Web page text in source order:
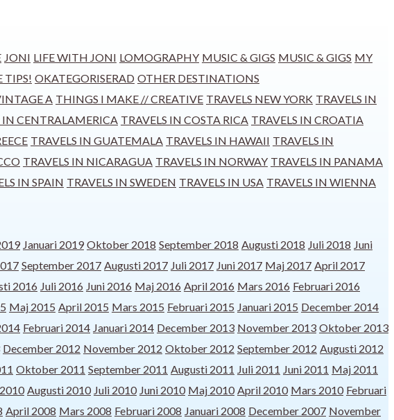
JONI LIFE WITH JONI LOMOGRAPHY MUSIC & GIGS MUSIC & GIGS MY
TIPS! OKATEGORISERAD OTHER DESTINATIONS
A THINGS I MAKE // CREATIVE TRAVELS NEW YORK TRAVELS IN
IN CENTRALAMERICA TRAVELS IN COSTA RICA TRAVELS IN CROATIA
TRAVELS IN GUATEMALA TRAVELS IN HAWAII TRAVELS IN
TRAVELS IN NICARAGUA TRAVELS IN NORWAY TRAVELS IN PANAMA
IN SPAIN TRAVELS IN SWEDEN TRAVELS IN USA TRAVELS IN WIENNA
Januari 2019 Oktober 2018 September 2018 Augusti 2018 Juli 2018 Juni
September 2017 Augusti 2017 Juli 2017 Juni 2017 Maj 2017 April 2017
2016 Juli 2016 Juni 2016 Maj 2016 April 2016 Mars 2016 Februari 2016
Maj 2015 April 2015 Mars 2015 Februari 2015 Januari 2015 December 2014
Februari 2014 Januari 2014 December 2013 November 2013 Oktober 2013
December 2012 November 2012 Oktober 2012 September 2012 Augusti 2012
Oktober 2011 September 2011 Augusti 2011 Juli 2011 Juni 2011 Maj 2011
Augusti 2010 Juli 2010 Juni 2010 Maj 2010 April 2010 Mars 2010 Februari
April 2008 Mars 2008 Februari 2008 Januari 2008 December 2007 November